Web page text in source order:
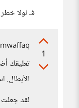
فـ لولا
1
mwaffaq
تعليقك
لقد